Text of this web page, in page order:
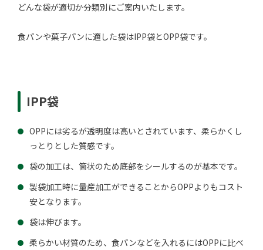
どんな袋が適切か分類別にご案内いたします。
食パンや菓子パンに適した袋はIPP袋とOPP袋です。
IPP袋
OPPには劣るが透明度は高いとされています、柔らかくし
っとりとした質感です。
袋の加工は、筒状のため底部をシールするのが基本です。
製袋加工時に量産加工ができることからOPPよりもコスト
安となります。
袋は伸びます。
柔らかい材質のため、食パンなどを入れるにはOPPに比べ